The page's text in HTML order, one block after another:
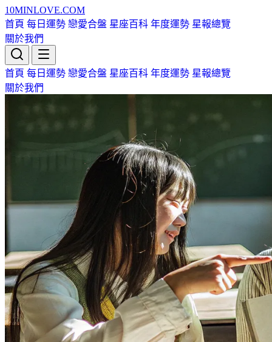
10MINLOVE.COM
首頁 每日運勢 戀愛合盤 星座百科 年度運勢 星報總覽
關於我們
首頁 每日運勢 戀愛合盤 星座百科 年度運勢 星報總覽
關於我們